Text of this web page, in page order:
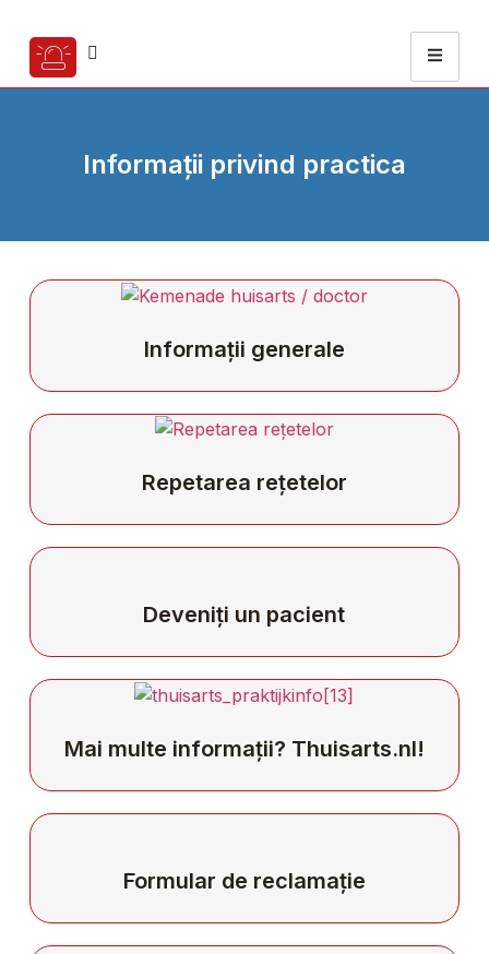
Informații privind practica
Informații generale
Repetarea rețetelor
Deveniți un pacient
Mai multe informații? Thuisarts.nl!
Formular de reclamație